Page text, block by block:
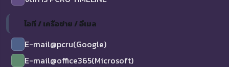
ไอที / เครือข่าย / อีเมล
E-mail@pcru(Google)
E-mail@office365(Microsoft)